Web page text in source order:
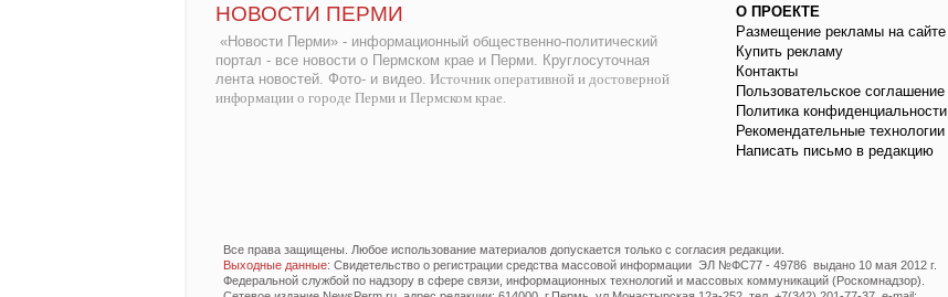
НОВОСТИ ПЕРМИ
«Новости Перми» - информационный общественно-политический
портал - все новости о Пермском крае и Перми. Круглосуточная
лента новостей. Фото- и видео. Источник оперативной и достоверной
информации о городе Перми и Пермском крае.
О ПРОЕКТЕ
Размещение рекламы на сайте
Купить рекламу
Контакты
Пользовательское соглашение
Политика конфиденциальности
Рекомендательные технологии
Написать письмо в редакцию
Все права защищены. Любое использование материалов допускается только с согласия редакции.
Выходные данные: Свидетельство о регистрации средства массовой информации ЭЛ №ФС77 - 49786 выдано 10 мая 2012 г.
Федеральной службой по надзору в сфере связи, информационных технологий и массовых коммуникаций (Роскомнадзор).